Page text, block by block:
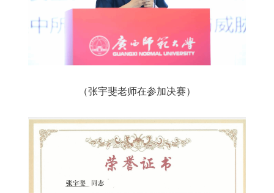
（张宇斐老师在参加决赛）